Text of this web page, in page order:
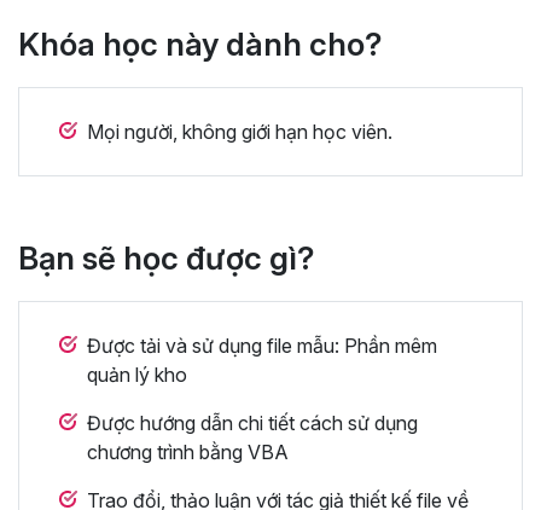
Khóa học này dành cho?
Mọi người, không giới hạn học viên.
Bạn sẽ học được gì?
Được tải và sử dụng file mẫu: Phần mêm
quản lý kho
Được hướng dẫn chi tiết cách sử dụng
chương trình bằng VBA
Trao đổi, thảo luận với tác giả thiết kế file về